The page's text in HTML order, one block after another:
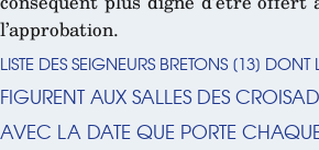
l’approbation.
LISTE DES SEIGNEURS BRETONS [13] DONT
FIGURENT AUX SALLES DES
AVEC LA DATE QUE PORTE